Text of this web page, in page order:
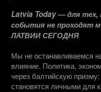
Latvia Today — для
события не проходят
ЛАТВИИ СЕГОДНЯ
Мы не останавливаемся
влияние. Политика,
через балтийскую
становятся личными для